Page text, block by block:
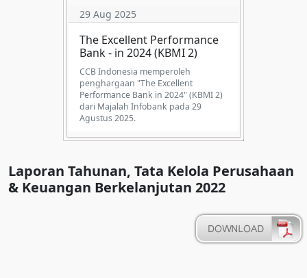
29 Aug 2025
The Excellent Performance
Bank - in 2024 (KBMI 2)
CCB Indonesia memperoleh
penghargaan "The Excellent
Performance Bank in 2024" (KBMI 2)
dari Majalah Infobank pada 29
Agustus 2025.
Laporan Tahunan, Tata Kelola Perusahaan
& Keuangan Berkelanjutan 2022